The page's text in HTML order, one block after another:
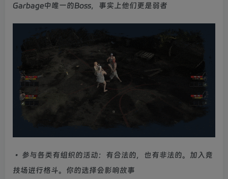
Garbage中唯一的Boss，事实上他们更是弱者
• 参与各类有组织的活动：有合法的，也有非法的。加入竞
技场进行格斗。你的选择会影响故事